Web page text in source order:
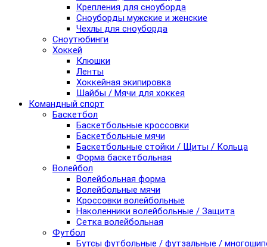
Крепления для сноуборда
Сноуборды мужские и женские
Чехлы для сноуборда
Сноутюбинги
Хоккей
Клюшки
Ленты
Хоккейная экипировка
Шайбы / Мячи для хоккея
Командный спорт
Баскетбол
Баскетбольные кроссовки
Баскетбольные мячи
Баскетбольные стойки / Щиты / Кольца
Форма баскетбольная
Волейбол
Волейбольная форма
Волейбольные мячи
Кроссовки волейбольные
Наколенники волейбольные / Защита
Сетка волейбольная
Футбол
Бутсы футбольные / футзальные /